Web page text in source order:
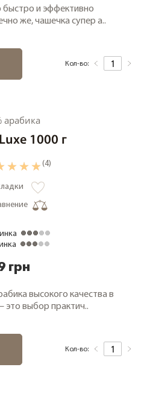
быстро и эффективно
же, чашечка супер а..
Кол-во:
арабика
1000 г
(4)
грн
высокого качества в
выбор практич..
Кол-во: